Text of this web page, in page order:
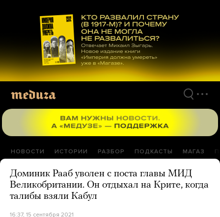
материалам
НОВОСТИ ИСТОРИИ РАЗБОР ПОДКАСТЫ МАГАЗ
Доминик Рааб уволен с поста главы МИД
Великобритании. Он отдыхал на Крите, когда
талибы взяли Кабул
16:37, 15 сентября 2021